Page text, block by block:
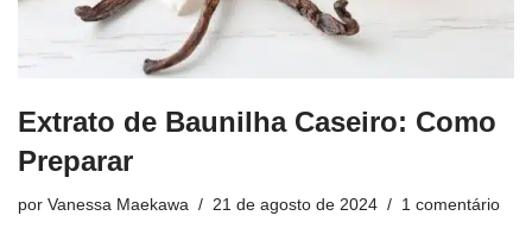
Extrato de Baunilha Caseiro: Como
Preparar
por Vanessa Maekawa 21 de agosto de 2024 1 comentário